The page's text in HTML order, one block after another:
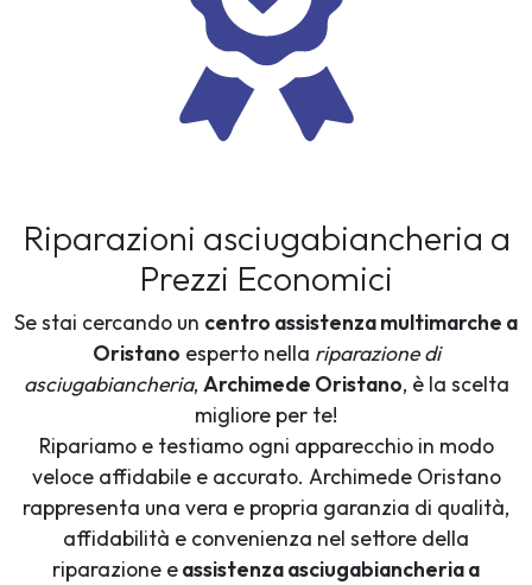
Riparazioni asciugabiancheria a
Prezzi Economici
Se stai cercando un centro assistenza multimarche a
Oristano esperto nella riparazione di
asciugabiancheria, Archimede Oristano, è la scelta
migliore per te!
Ripariamo e testiamo ogni apparecchio in modo
veloce affidabile e accurato. Archimede Oristano
rappresenta una vera e propria garanzia di qualità,
affidabilità e convenienza nel settore della
riparazione eassistenza asciugabiancheria a